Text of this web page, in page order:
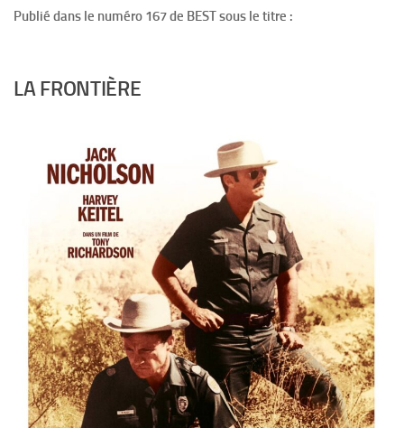
Publié dans le numéro 167 de BEST sous le titre :
LA FRONTIÈRE